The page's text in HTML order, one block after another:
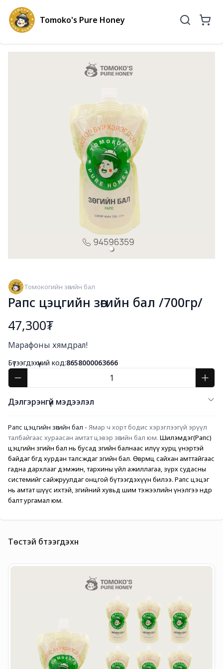
Tomoko's Pure Honey
Томокогийн зөгийн бал
Рапс цэцгийн зөгийн бал /700гр/
47,300₮
Марафоны хямдрал!
Бүтээгдэхүүний код:8658000063666
Дэлгэрэнгүй мэдээлэл
Рапс цэцгийн зөгийн бал - Ямар ч хорт бодис хэрэглээгүй эрүүл
талбайгаас хураасан амтат цэвэр зөгийн бал юм. Шилэмдэг(Рапс)
цэцгийн зөгийн бал нь бусад зөгийн балнаас илүү хурц үнэртэй
байдаг бөгөөд хурдан талсждаг зөгийн бал. Өвөрмөц сайхан амттайгаас
гадна дархлааг дэмжин, тархины үйл ажиллагаа, зүрх судасны
системийг сайжруулдаг онцгой бүтээгдэхүүн билээ. Рапс цэцэг
нь амтат шүүс ихтэй, зөгийний хувьд шим тэжээлийн үнэлгээ өндөр
балт ургамал юм.
Төстэй бүтээгдэхүүн